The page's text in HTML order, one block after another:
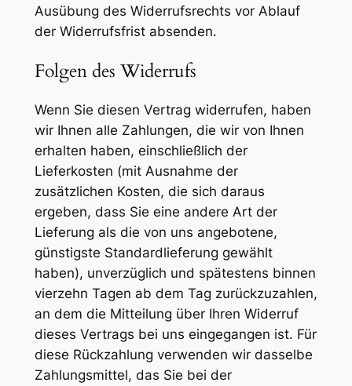
Ausübung des Widerrufsrechts vor Ablauf
der Widerrufsfrist absenden.
Folgen des Widerrufs
Wenn Sie diesen Vertrag widerrufen, haben
wir Ihnen alle Zahlungen, die wir von Ihnen
erhalten haben, einschließlich der
Lieferkosten (mit Ausnahme der
zusätzlichen Kosten, die sich daraus
ergeben, dass Sie eine andere Art der
Lieferung als die von uns angebotene,
günstigste Standardlieferung gewählt
haben), unverzüglich und spätestens binnen
vierzehn Tagen ab dem Tag zurückzuzahlen,
an dem die Mitteilung über Ihren Widerruf
dieses Vertrags bei uns eingegangen ist. Für
diese Rückzahlung verwenden wir dasselbe
Zahlungsmittel, das Sie bei der